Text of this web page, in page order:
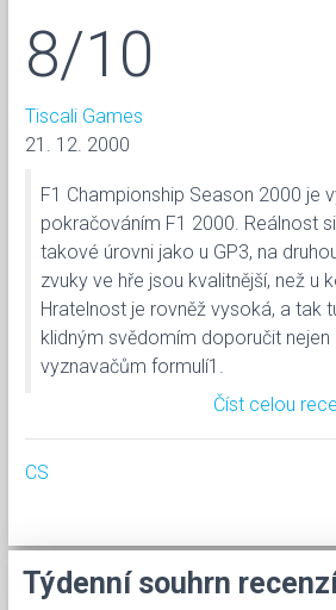
8/10
Tiscali Games
21. 12. 2000
F1 Championship Season 2000 je
pokračováním F1 2000. Reálnost
takové úrovni jako u GP3, na
zvuky ve hře jsou kvalitnější, než u
Hratelnost je rovněž vysoká, a tak
klidným svědomím doporučit nejen
vyznavačům formulí1.
Číst celou
CS
Týdenní souhrn